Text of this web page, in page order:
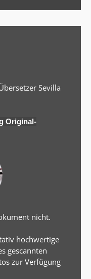
Sevilla
Original-
nicht.
hochwertige
gescannten
zur Verfügung